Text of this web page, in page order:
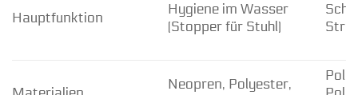
Hauptfunktion
Hygiene im Wasser
(Stopper für Stuhl)
Neopren, Polyester,